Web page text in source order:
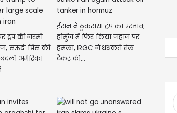
ट्रंप की नरमी
प्रिंस की
अमेरिका
ईरान ने ठुकराया ट्रंप का प्रस्ताव;
होर्मुज में फिर किया जहाज पर
हमला, IRGC ने धधकते तेल
टैंकर की...